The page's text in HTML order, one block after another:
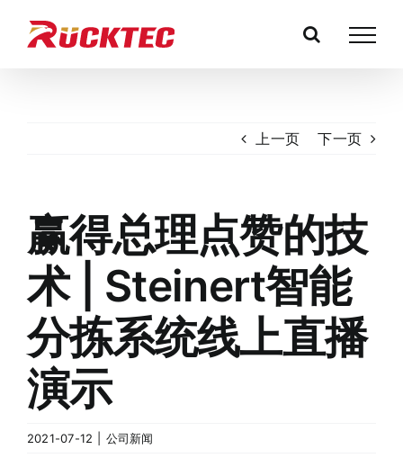
上一页 下一页
赢得总理点赞的技
术 | Steinert智能
分拣系统线上直播
演示
2021-07-12 公司新闻